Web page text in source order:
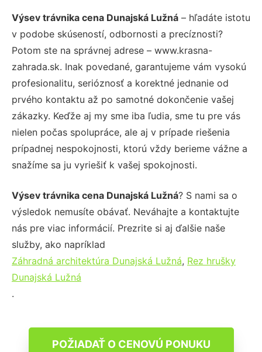
Výsev trávnika cena Dunajská Lužná – hľadáte istotu
v podobe skúseností, odbornosti a precíznosti?
Potom ste na správnej adrese – www.krasna-
zahrada.sk. Inak povedané, garantujeme vám vysokú
profesionalitu, serióznosť a korektné jednanie od
prvého kontaktu až po samotné dokončenie vašej
zákazky. Keďže aj my sme iba ľudia, sme tu pre vás
nielen počas spolupráce, ale aj v prípade riešenia
prípadnej nespokojnosti, ktorú vždy berieme vážne a
snažíme sa ju vyriešiť k vašej spokojnosti.
Výsev trávnika cena Dunajská Lužná? S nami sa o
výsledok nemusíte obávať. Neváhajte a kontaktujte
nás pre viac informácií. Prezrite si aj ďalšie naše
služby, ako napríklad
Záhradná architektúra Dunajská Lužná, Rez hrušky
Dunajská Lužná
.
POŽIADAŤ O CENOVÚ PONUKU